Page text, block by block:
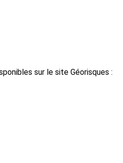
sur le site Géorisques :